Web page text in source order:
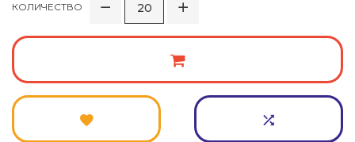
КОЛИЧЕСТВО